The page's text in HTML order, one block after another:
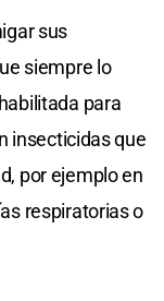
sus
siempre lo
para
insecticidas que
por ejemplo en
respiratorias o